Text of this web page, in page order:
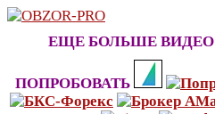
Skip
content
ЕЩЕ БОЛЬШЕ ВИДЕО
ПОПРОБОВАТЬ